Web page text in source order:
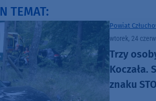
TEMAT:
Powiat
wtorek, 24
Trzy
Koczała.
znaku